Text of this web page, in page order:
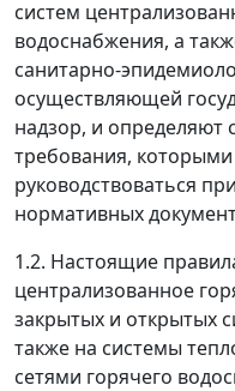
систем
водоснабжения, а
санитарно-
осуществляющей
надзор, и определяют
требования,
руководствоваться
нормативных
1.2. Настоящие
централизованное
закрытых и открытых
также на системы
сетями горячего